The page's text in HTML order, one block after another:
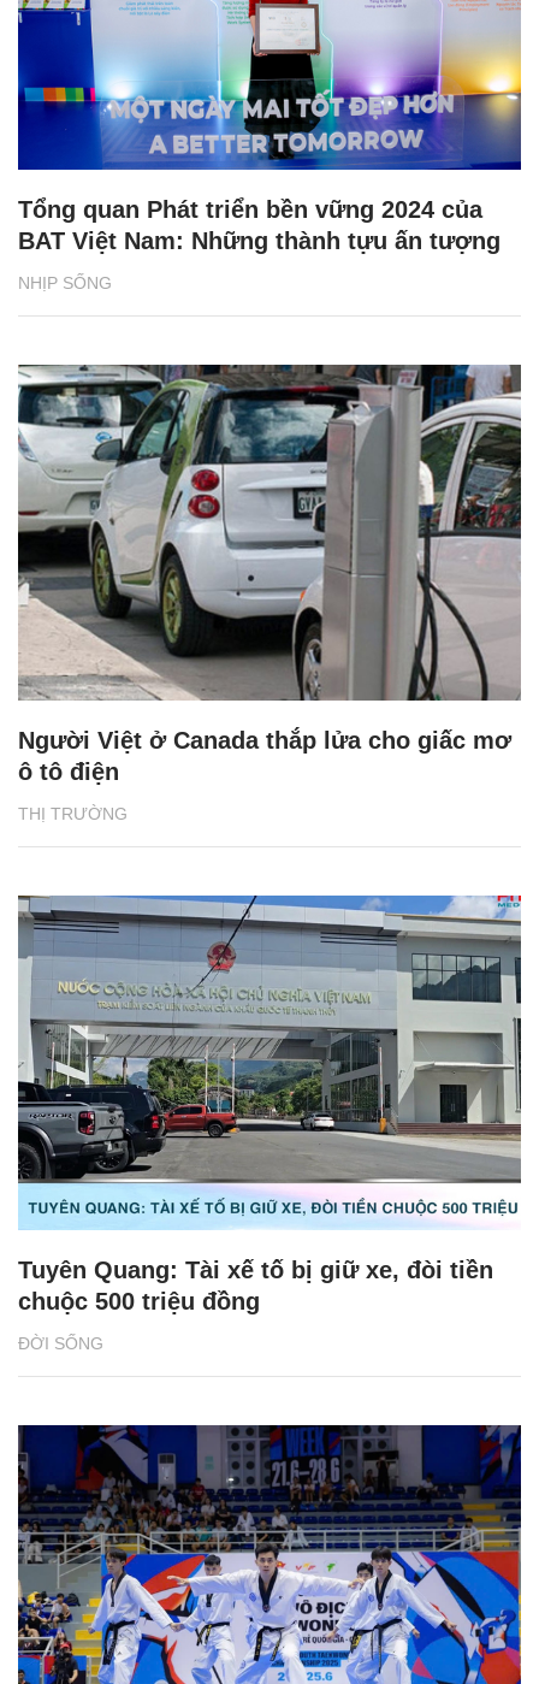
NHỊP SỐNG
Tổng quan Phát triển bền vững 2024 của
BAT Việt Nam: Những thành tựu ấn tượng
THỊ TRƯỜNG
Người Việt ở Canada thắp lửa cho giấc mơ
ô tô điện
ĐỜI SỐNG
Tuyên Quang: Tài xế tố bị giữ xe, đòi tiền
chuộc 500 triệu đồng